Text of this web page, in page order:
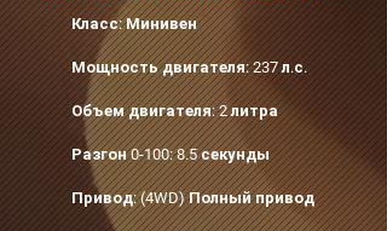
Класс: Минивен
Мощность двигателя: 237 л.с.
Объем двигателя: 2 литра
Разгон 0-100: 8.5 секунды
Привод: (4WD) Полный привод